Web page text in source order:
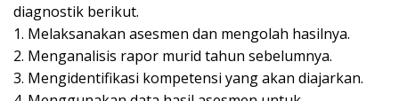
diagnostik berikut.
1. Melaksanakan asesmen dan mengolah hasilnya.
2. Menganalisis rapor murid tahun sebelumnya.
3. Mengidentifikasi kompetensi yang akan diajarkan.